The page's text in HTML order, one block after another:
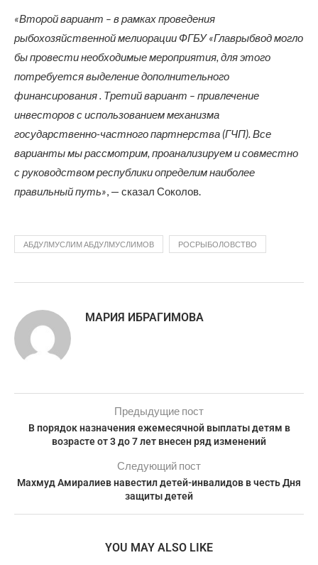
«Второй вариант – в рамках проведения
рыбохозяйственной мелиорации ФГБУ «Главрыбвод могло
бы провести необходимые мероприятия, для этого
потребуется выделение дополнительного
финансирования . Третий вариант – привлечение
инвесторов с использованием механизма
государственно-частного партнерства (ГЧП). Все
варианты мы рассмотрим, проанализируем и совместно
с руководством республики определим наиболее
правильный путь», — сказал Соколов.
АБДУЛМУСЛИМ АБДУЛМУСЛИМОВ РОСРЫБОЛОВСТВО
МАРИЯ ИБРАГИМОВА
Предыдущие пост
В порядок назначения ежемесячной выплаты детям в
возрасте от 3 до 7 лет внесен ряд изменений
Следующий пост
Махмуд Амиралиев навестил детей-инвалидов в честь Дня
защиты детей
YOU MAY ALSO LIKE